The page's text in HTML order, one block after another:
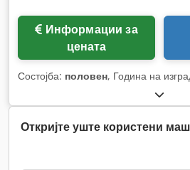
цената
Состојба: половен, Година на
Откријте уште користени